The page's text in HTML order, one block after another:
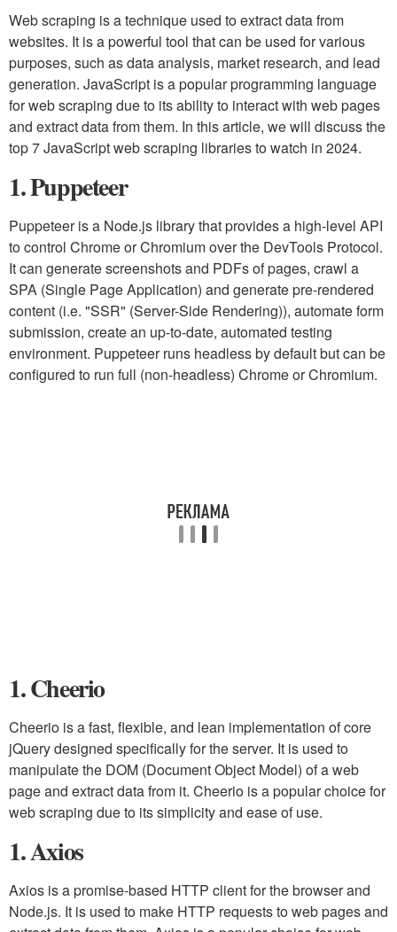
Web scraping is a technique used to extract data from
websites. It is a powerful tool that can be used for various
purposes, such as data analysis, market research, and lead
generation. JavaScript is a popular programming language
for web scraping due to its ability to interact with web pages
and extract data from them. In this article, we will discuss the
top 7 JavaScript web scraping libraries to watch in 2024.
1. Puppeteer
Puppeteer is a Node.js library that provides a high-level API
to control Chrome or Chromium over the DevTools Protocol.
It can generate screenshots and PDFs of pages, crawl a
SPA (Single Page Application) and generate pre-rendered
content (i.e. "SSR" (Server-Side Rendering)), automate form
submission, create an up-to-date, automated testing
environment. Puppeteer runs headless by default but can be
configured to run full (non-headless) Chrome or Chromium.
1. Cheerio
Cheerio is a fast, flexible, and lean implementation of core
jQuery designed specifically for the server. It is used to
manipulate the DOM (Document Object Model) of a web
page and extract data from it. Cheerio is a popular choice for
web scraping due to its simplicity and ease of use.
1. Axios
Axios is a promise-based HTTP client for the browser and
Node.js. It is used to make HTTP requests to web pages and